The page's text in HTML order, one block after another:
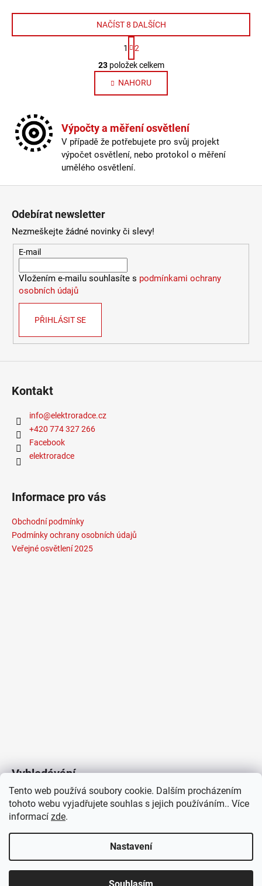
Tento web používá soubory cookie. Dalším procházením
tohoto webu vyjadřujete souhlas s jejich používáním.. Více
informací zde.
Nastavení
Ovládací prvky výpisu
NAČÍST 8 DALŠÍCH
Stránkování
1
2
23položek celkem
NAHORU
Výpočty a měření osvětlení
V případě že potřebujete pro svůj projekt
výpočet osvětlení, nebo protokol o měření
umělého osvětlení.
Odebírat newsletter
Nezmeškejte žádné novinky či slevy!
E-mail
Vložením e-mailu souhlasíte s podmínkami ochrany
osobních údajů
PŘIHLÁSIT SE
Kontakt
info@elektroradce.cz
+420 774 327 266
Facebook
elektroradce
Informace pro vás
Obchodní podmínky
Podmínky ochrany osobních údajů
Veřejné osvětlení 2025
Vyhledávání
HLEDAT
/
J&K
Vytvořil Shoptet
Copyright 2026
Elektroradce.cz. Všechna